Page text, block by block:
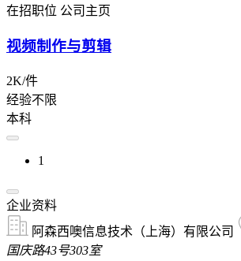
在招职位 公司主页
视频制作与剪辑
2K/件
经验不限
本科
1
企业资料
阿森西噢信息技术（上海）有限公司
国庆路43号303室